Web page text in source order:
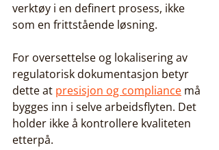
verktøy i en definert prosess, ikke
som en frittstående løsning.
For oversettelse og lokalisering av
regulatorisk dokumentasjon betyr
dette at presisjon og compliance må
bygges inn i selve arbeidsflyten. Det
holder ikke å kontrollere kvaliteten
etterpå.